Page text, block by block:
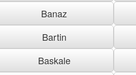
Banaz
Bartin
Baskale